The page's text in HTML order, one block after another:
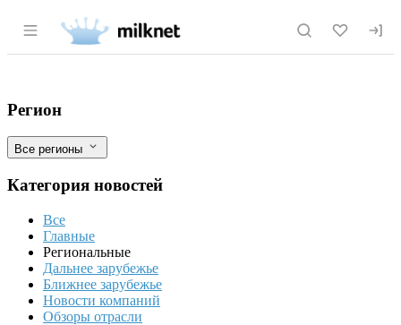
Раздел навигации по сайту milknet.ru
Перевозка сельскохозяйственной
Фильтры
Регион
Все регионы
Категория новостей
Все
Главные
Региональные
Дальнее зарубежье
Ближнее зарубежье
Новости компаний
Обзоры отрасли